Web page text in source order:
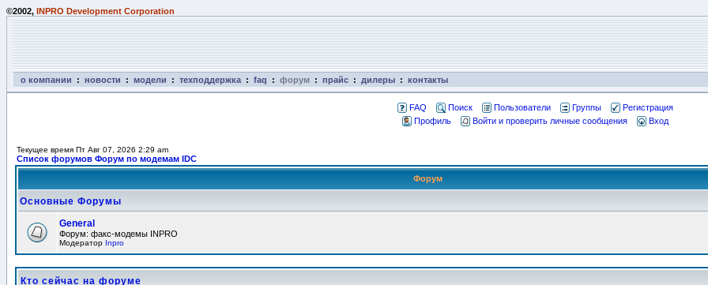
©2002, INPRO Development Corporation
о компании : новости : модели : техподдержка : faq : форум : прайс : дилеры : контакты
FAQ Поиск Пользователи Группы
Регистрация
Профиль
Войти и проверить личные сообщения Вход
Текущее время Пт Авг 07, 2026 2:29 am
Список форумов Форум по модемам IDC
Форум
Основные Форумы
General
Форум: факс-модемы INPRO
Модератор Inpro
Кто сейчас на форуме